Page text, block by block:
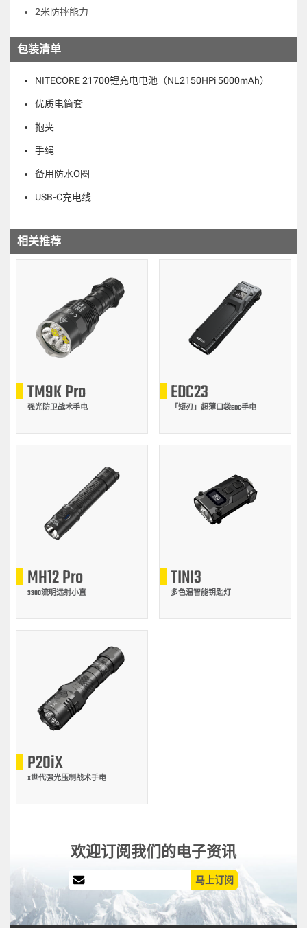
2米防摔能力
包装清单
NITECORE 21700锂充电电池（NL2150HPi 5000mAh）
优质电筒套
抱夹
手绳
备用防水O圈
USB-C充电线
相关推荐
TM9K Pro
强光防卫战术手电
EDC23
「短刃」超薄口袋EDC手电
MH12 Pro
3300流明远射小直
TINI3
多色温智能钥匙灯
P20iX
X世代强光压制战术手电
欢迎订阅我们的电子资讯
马上订阅